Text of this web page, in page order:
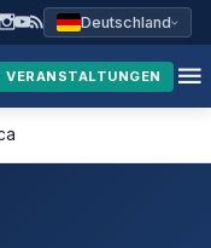
Deutschland
VERANSTALTUNGEN